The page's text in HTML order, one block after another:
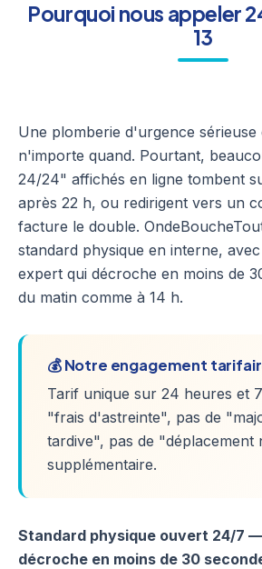
Pourquoi nous appeler
13
Une plomberie d'urgence sérieuse
n'importe quand. Pourtant,
24/24" affichés en ligne tombent
après 22 h, ou redirigent vers un
facture le double.
standard physique en interne,
expert qui décroche en moins de
du matin comme à 14 h.
💰 Notre engagement
Tarif unique sur 24 heures et
"frais d'astreinte", pas de
tardive", pas de "déplacement
supplémentaire.
Standard physique ouvert 24/7
décroche en moins de 30